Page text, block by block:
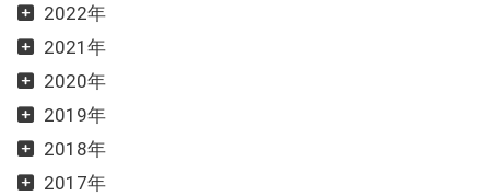
2022年
2021年
2020年
2019年
2018年
2017年